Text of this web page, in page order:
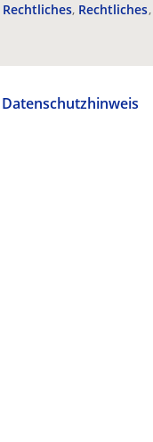
Rechtliches Rechtliches
Datenschutzhinweis